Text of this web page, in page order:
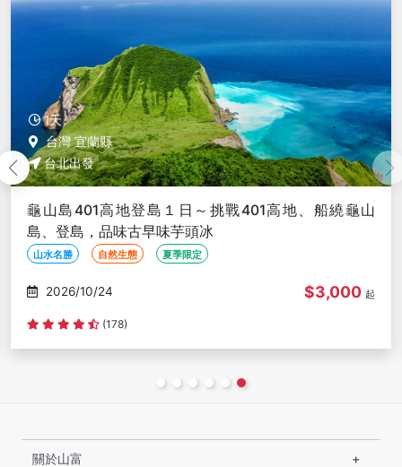
1天
台灣 基隆市
永續旅遊～基隆嶼三合一(登島、登塔、繞島)、和平島
地質公園阿拉寶灣秘境導覽１日
綠色旅遊 遊船 自然生態
2026/09/25 $2,300 起
評分資料不足
關於山富